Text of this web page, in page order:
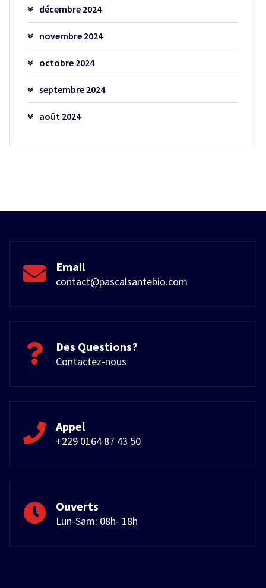
décembre 2024
novembre 2024
octobre 2024
septembre 2024
août 2024
Email
contact@pascalsantebio.com
Des Questions?
Contactez-nous
Appel
+229 0164 87 43 50
Ouverts
Lun-Sam: 08h- 18h